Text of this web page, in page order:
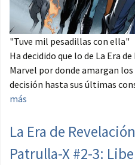
"Tuve mil pesadillas con ella"
Ha decidido que lo de La Era
Marvel por donde amargan
decisión hasta sus últimas
más
La Era de
Patrulla-X #2-3: